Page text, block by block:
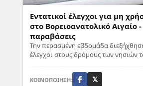
Εντατικοί έλεγχοι για μη
στο Βορειοανατολικό Αιγαίο
παραβάσεις
Την περασμένη εβδομάδα
έλεγχοι στους δρόμους των νησιών
διενεργήθηκαν 2.004 ...
ΚΟΙΝΟΠΟΙΗΣΗ: 𝕏